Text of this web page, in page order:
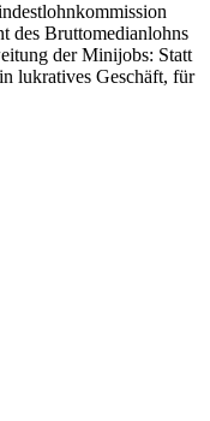
des Bruttomedianlohns
der Minijobs: Statt
lukratives Geschäft, für